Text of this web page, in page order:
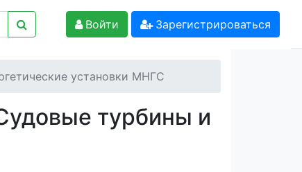
Войти Зарегистрироваться
установки МНГС
турбины и